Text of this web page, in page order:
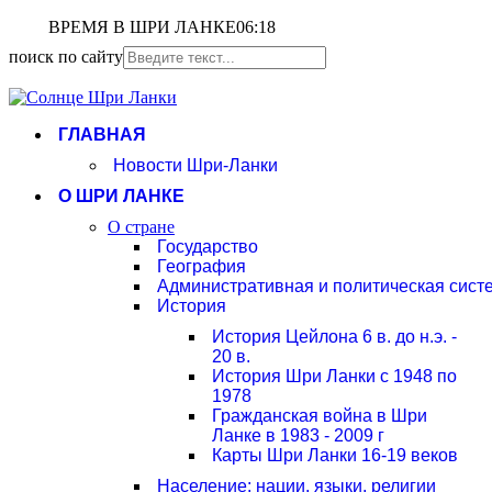
ВРЕМЯ В ШРИ ЛАНКЕ06:18
поиск по сайту
ГЛАВНАЯ
Новости Шри-Ланки
О ШРИ ЛАНКЕ
О стране
Государство
География
Административная и политическая
История
История Цейлона 6 в. до н.э. -
20 в.
История Шри Ланки с 1948 по
1978
Гражданская война в Шри
Ланке в 1983 - 2009 г
Карты Шри Ланки 16-19 веков
Население: нации, языки, религии